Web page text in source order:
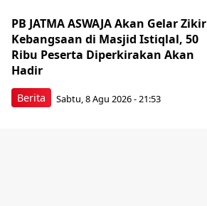
Berita
PB JATMA ASWAJA Akan Gelar Zikir
Kebangsaan di Masjid Istiqlal, 50
Ribu Peserta Diperkirakan Akan
Hadir
Sabtu, 8 Agu 2026 - 21:53